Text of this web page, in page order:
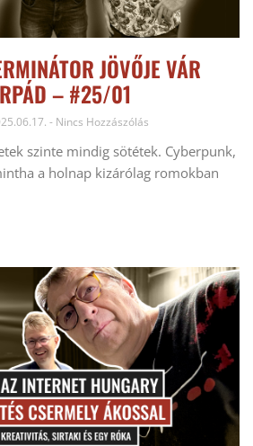
JÖVŐJE VÁR
– #25/01
Nincs Hozzászólás
szinte mindig sötétek. Cyberpunk,
a holnap kizárólag romokban